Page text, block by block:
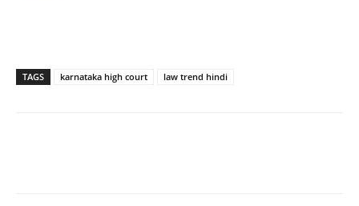
TAGS karnataka high court law trend hindi